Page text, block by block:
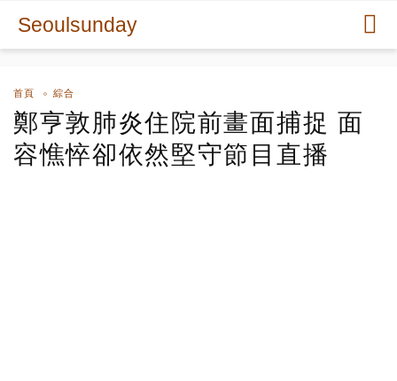
Seoulsunday
首頁 綜合
鄭亨敦肺炎住院前畫面捕捉 面
容憔悴卻依然堅守節目直播